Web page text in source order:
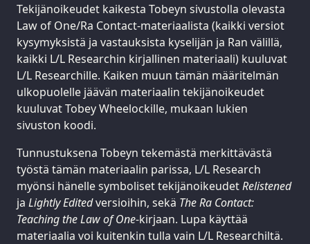
Tekijänoikeudet kaikesta Tobeyn sivustolla olevasta
Law of One/Ra Contact-materiaalista (kaikki versiot
kysymyksistä ja vastauksista kyselijän ja Ran välillä,
kaikki L/L Researchin kirjallinen materiaali) kuuluvat
L/L Researchille. Kaiken muun tämän määritelmän
ulkopuolelle jäävän materiaalin tekijänoikeudet
kuuluvat Tobey Wheelockille, mukaan lukien
sivuston koodi.
Tunnustuksena Tobeyn tekemästä merkittävästä
työstä tämän materiaalin parissa, L/L Research
myönsi hänelle symboliset tekijänoikeudetRelistened
ja Lightly Editedversioihin, sekä The Ra Contact:
Teaching the Law of One-kirjaan. Lupa käyttää
materiaalia voi kuitenkin tulla vain L/L Researchiltä.